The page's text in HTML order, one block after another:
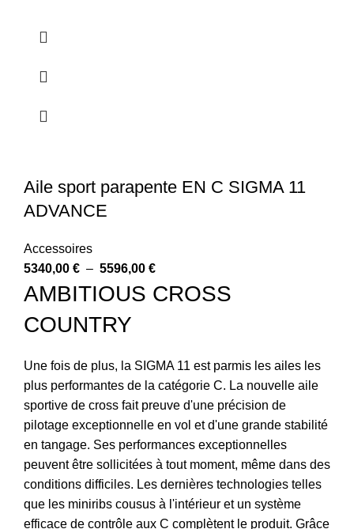
Aile sport parapente EN C SIGMA 11
ADVANCE
Accessoires
5340,00 € – 5596,00 €
AMBITIOUS CROSS
COUNTRY
Une fois de plus, la SIGMA 11 est parmis les ailes les
plus performantes de la catégorie C. La nouvelle aile
sportive de cross fait preuve d'une précision de
pilotage exceptionnelle en vol et d'une grande stabilité
en tangage. Ses performances exceptionnelles
peuvent être sollicitées à tout moment, même dans des
conditions difficiles. Les dernières technologies telles
que les miniribs cousus à l'intérieur et un système
efficace de contrôle aux C complètent le produit. Grâce